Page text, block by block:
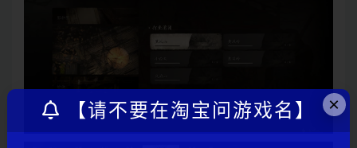
×
【请不要在淘宝问游戏名】